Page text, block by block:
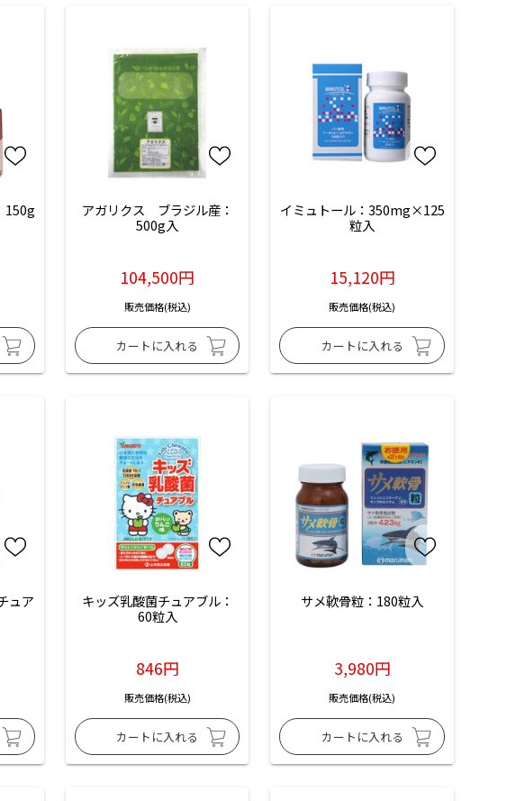
150g
アガリクス　ブラジル産：
500g入
104,500円
販売価格(税込)
イミュトール：350mg×125
粒入
15,120円
販売価格(税込)
ュア
キッズ乳酸菌チュアブル：
60粒入
846円
販売価格(税込)
サメ軟骨粒：180粒入
3,980円
販売価格(税込)